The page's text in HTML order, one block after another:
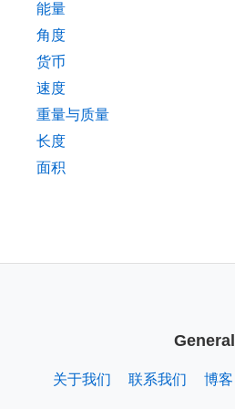
能量
角度
货币
速度
重量与质量
长度
面积
General
关于我们 联系我们 博客